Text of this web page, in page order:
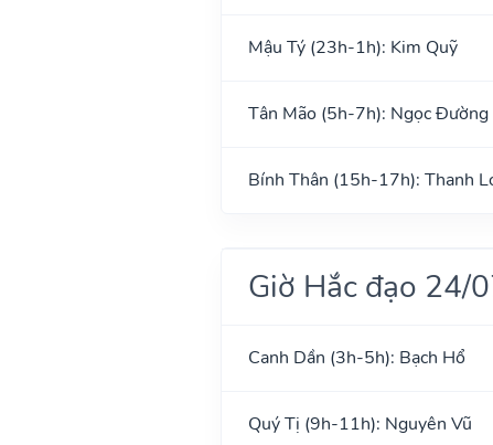
Mậu Tý (23h-1h): Kim Quỹ
Tân Mão (5h-7h): Ngọc Đường
Bính Thân (15h-17h): Thanh
Giờ Hắc đạo 24/
Canh Dần (3h-5h): Bạch Hổ
Quý Tị (9h-11h): Nguyên Vũ